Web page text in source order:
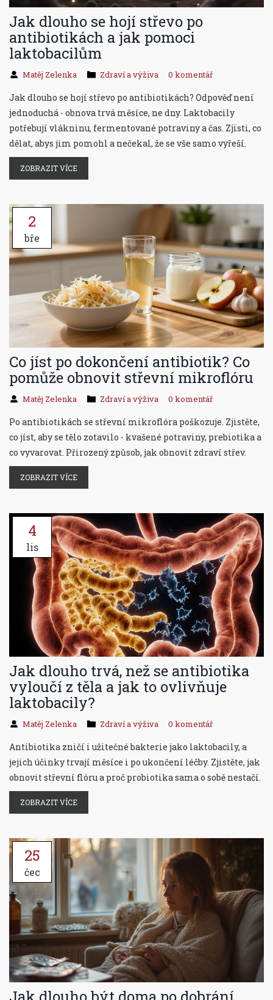
Jak dlouho se hojí střevo po
antibiotikách a jak pomoci
laktobacilům
Matěj Zelenka Zdraví a výživa 0 komentář
Jak dlouho se hojí střevo po antibiotikách? Odpověď není
jednoduchá - obnova trvá měsíce, ne dny. Laktobacily
potřebují vlákninu, fermentované potraviny a čas. Zjisti, co
dělat, abys jim pomohl a nečekal, že se vše samo vyřeší.
ZOBRAZIT VÍCE
2
bře
Co jíst po dokončení antibiotik? Co
pomůže obnovit střevní mikroflóru
Matěj Zelenka Zdraví a výživa 0 komentář
Po antibiotikách se střevní mikroflóra poškozuje. Zjistěte,
co jíst, aby se tělo zotavilo - kvašené potraviny, prebiotika a
co vyvarovat. Přirozený způsob, jak obnovit zdraví střev.
ZOBRAZIT VÍCE
4
lis
Jak dlouho trvá, než se antibiotika
vyloučí z těla a jak to ovlivňuje
laktobacily?
Matěj Zelenka Zdraví a výživa 0 komentář
Antibiotika zničí i užitečné bakterie jako laktobacily, a
jejich účinky trvají měsíce i po ukončení léčby. Zjistěte, jak
obnovit střevní flóru a proč probiotika sama o sobě nestačí.
ZOBRAZIT VÍCE
25
čec
Jak dlouho být doma po dobrání